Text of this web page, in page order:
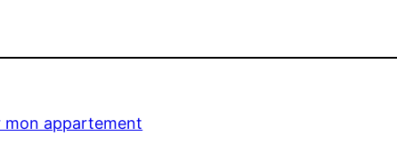
mon appartement